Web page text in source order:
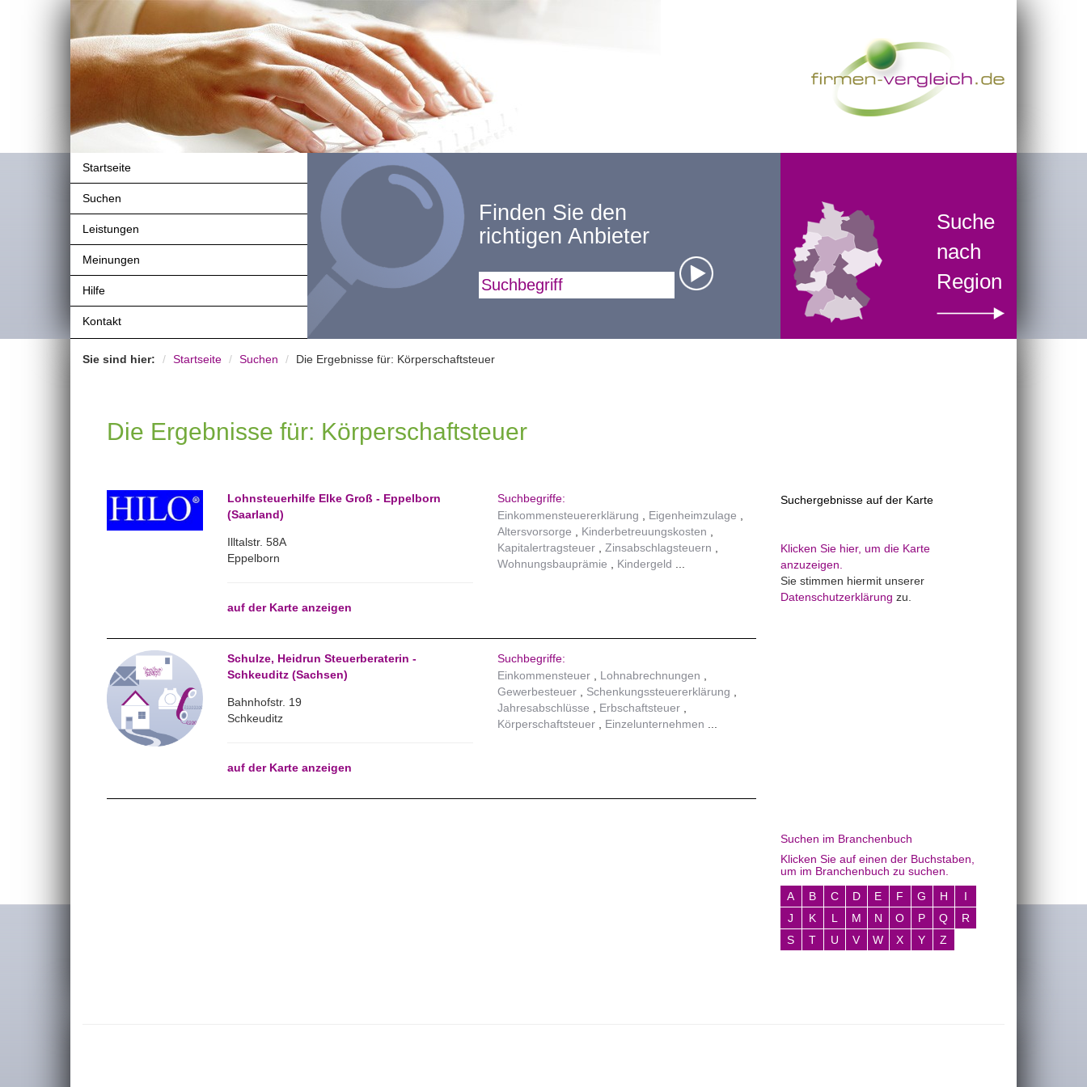
Startseite
Suchen
Leistungen
Meinungen
Hilfe
Kontakt
Finden Sie den
richtigen Anbieter
Suche
nach
Region
Sie sind hier: Startseite Suchen Die Ergebnisse für: Körperschaftsteuer
Die Ergebnisse für: Körperschaftsteuer
Lohnsteuerhilfe Elke Groß - Eppelborn
(Saarland)
Illtalstr. 58A
Eppelborn
auf der Karte anzeigen
Suchbegriffe:
Einkommensteuererklärung
Eigenheimzulage
Altersvorsorge
Kinderbetreuungskosten
Kapitalertragsteuer
Zinsabschlagsteuern
Wohnungsbauprämie
Kindergeld
Schulze, Heidrun Steuerberaterin -
Schkeuditz (Sachsen)
Bahnhofstr. 19
Schkeuditz
auf der Karte anzeigen
Suchbegriffe:
Einkommensteuer
Lohnabrechnungen
Gewerbesteuer
Schenkungssteuererklärung
Jahresabschlüsse
Erbschaftsteuer
Körperschaftsteuer
Einzelunternehmen
Suchergebnisse auf der Karte
Klicken Sie hier, um die Karte
anzuzeigen.
Sie stimmen hiermit unserer
Datenschutzerklärung zu.
Suchen im Branchenbuch
Klicken Sie auf einen der Buchstaben,
um im Branchenbuch zu suchen.
A
B C D E F G H
I
J
K L M N O P Q
R
S
T U V W X Y Z